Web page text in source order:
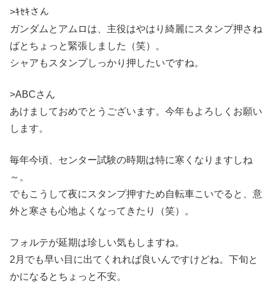
>ｷｾｷさん
ガンダムとアムロは、主役はやはり綺麗にスタンプ押さね
ばとちょっと緊張しました（笑）。
シャアもスタンプしっかり押したいですね。
>ABCさん
あけましておめでとうございます。今年もよろしくお願い
します。
毎年今頃、センター試験の時期は特に寒くなりますしね
～。
でもこうして夜にスタンプ押すため自転車こいでると、意
外と寒さも心地よくなってきたり（笑）。
フォルテが延期は珍しい気もしますね。
2月でも早い目に出てくれれば良いんですけどね。下旬と
かになるとちょっと不安。